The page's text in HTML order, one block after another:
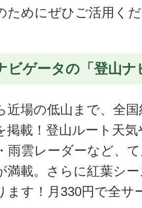
ためにぜひご活用く
ビゲータの「登山ナ
近場の低山まで、全
掲載！登山ルート天
雨雲レーダーなど、
満載。さらに紅葉シ
ます！月330円で全サ